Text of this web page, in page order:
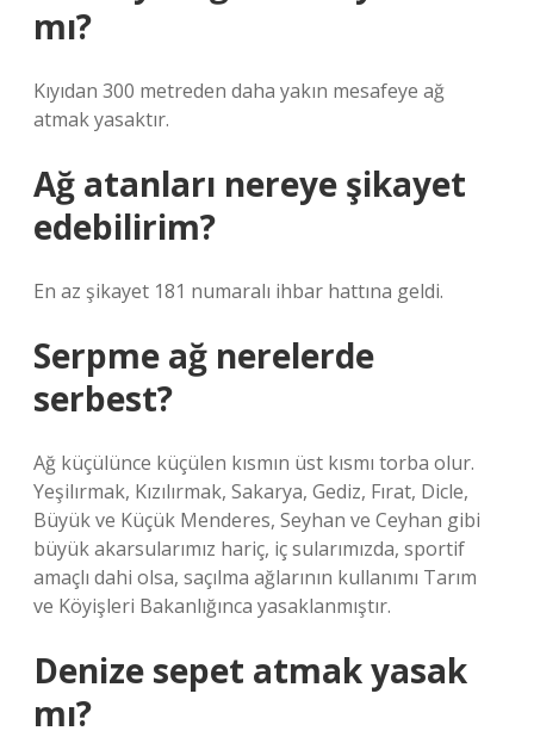
mı?
Kıyıdan 300 metreden daha yakın mesafeye ağ
atmak yasaktır.
Ağ atanları nereye şikayet
edebilirim?
En az şikayet 181 numaralı ihbar hattına geldi.
Serpme ağ nerelerde
serbest?
Ağ küçülünce küçülen kısmın üst kısmı torba olur.
Yeşilırmak, Kızılırmak, Sakarya, Gediz, Fırat, Dicle,
Büyük ve Küçük Menderes, Seyhan ve Ceyhan gibi
büyük akarsularımız hariç, iç sularımızda, sportif
amaçlı dahi olsa, saçılma ağlarının kullanımı Tarım
ve Köyişleri Bakanlığınca yasaklanmıştır.
Denize sepet atmak yasak
mı?